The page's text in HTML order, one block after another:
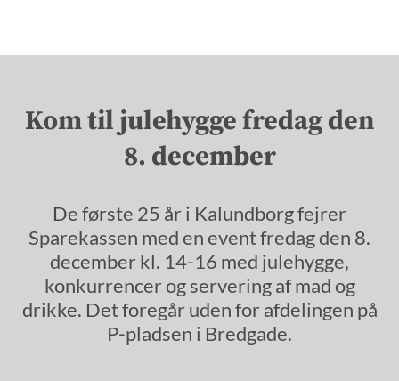
Kom til julehygge fredag den
8. december
De første 25 år i Kalundborg fejrer
Sparekassen med en event fredag den 8.
december kl. 14-16 med julehygge,
konkurrencer og servering af mad og
drikke. Det foregår uden for afdelingen på
P-pladsen i Bredgade.